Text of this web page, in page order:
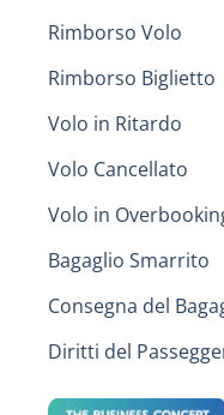
Rimborso Volo
Rimborso Biglietto
Volo in Ritardo
Volo Cancellato
Volo in
Bagaglio Smarrito
Consegna del
Diritti del